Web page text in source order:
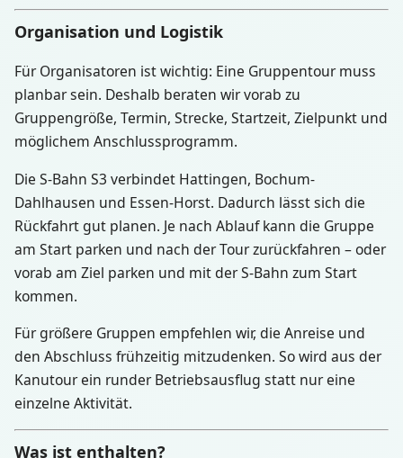
Organisation und Logistik
Für Organisatoren ist wichtig: Eine Gruppentour muss
planbar sein. Deshalb beraten wir vorab zu
Gruppengröße, Termin, Strecke, Startzeit, Zielpunkt und
möglichem Anschlussprogramm.
Die S-Bahn S3 verbindet Hattingen, Bochum-
Dahlhausen und Essen-Horst. Dadurch lässt sich die
Rückfahrt gut planen. Je nach Ablauf kann die Gruppe
am Start parken und nach der Tour zurückfahren – oder
vorab am Ziel parken und mit der S-Bahn zum Start
kommen.
Für größere Gruppen empfehlen wir, die Anreise und
den Abschluss frühzeitig mitzudenken. So wird aus der
Kanutour ein runder Betriebsausflug statt nur eine
einzelne Aktivität.
Was ist enthalten?